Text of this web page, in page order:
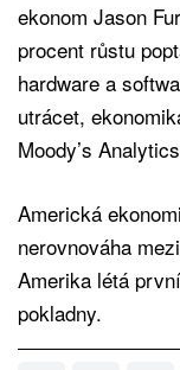
ekonom Jason
procent růstu
hardware a
utrácet,
Moody’s
Americká
nerovnováha
Amerika létá
pokladny.